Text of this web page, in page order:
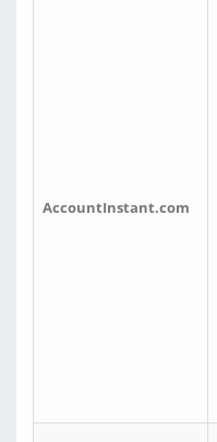
AccountInstant.com